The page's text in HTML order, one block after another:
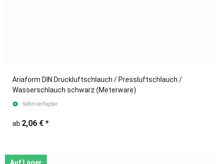
Ariaform DIN Druckluftschlauch / Pressluftschlauch /
Wasserschlauch schwarz (Meterware)
Sofort verfügbar
ab 2,06 € *